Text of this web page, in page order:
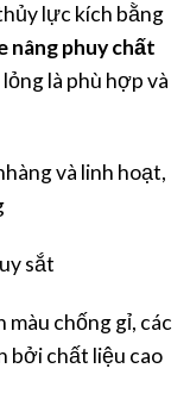
lực kích bằng
nâng phuy chất
là phù hợp và
và linh hoạt,
sắt
chống gỉ, các
bởi chất liệu cao